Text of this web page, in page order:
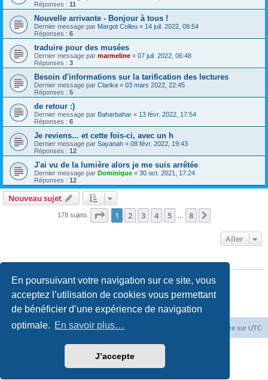
En poursuivant votre navigation sur ce site, vous
acceptez l’utilisation de cookies vous permettant
de bénéficier d’une expérience de navigation
optimale. En savoir plus…
J’accepte
Réponses : 11
Nouvelle arrivante - Bonjour à tous !
Dernier message par Margot Colleu « 14 juil. 2022, 09:54
Réponses : 6
traduire pour des musées
Dernier message par marmeline « 07 juil. 2022, 06:48
Réponses : 3
Besoin d'informations sur la tarification des lectures
Dernier message par Clarika « 03 mars 2022, 22:45
Réponses : 5
de retour :)
Dernier message par Baharbahar « 13 févr. 2022, 17:54
Réponses : 6
Je reviens... et cette fois-ci, avec un h
Dernier message par Sayanah « 08 févr. 2022, 19:43
Réponses : 12
J'ai vu de la lumière alors je me suis arrêtée
Dernier message par Dominique « 30 oct. 2021, 17:24
Réponses : 12
Nouveau sujet
178 sujets Page 1sur8
1 2 3 4 5 8
Aller
PERMISSIONS DU FORUM
Vous
ne pouvez pas
publier de nouveaux sujets dans ce forum
Vousne pouvez pasrépondre aux sujets dans ce forum
Vousne pouvez pasmodifier vos messages dans ce forum
ne pouvez pas
supprimer vos messages dans ce forum
Vousne pouvez pastransférer de pièces jointes dans ce forum
Accueil du forum Fuseau horaire sur UTC
Traduction française officielle